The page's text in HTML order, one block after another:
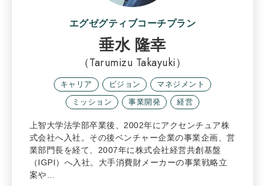
エグゼグティブコーチプラン
垂水 隆幸
（Tarumizu Takayuki）
キャリア ビジョン
マネジメント
ミッション
事業開発 経営
上智大学法学部卒業後、2002年にアクセンチュア株
式会社へ入社。その後ベンチャー企業の事業企画、営
業部門長を経て、2007年に株式会社経営共創基盤
（IGPI）へ入社。大手消費財メーカーの事業戦略立
案や…